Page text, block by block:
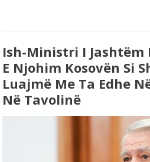
Ish-Ministri I Jashtëm
E Njohim Kosovën Si
Luajmë Me Ta Edhe
Në Tavolinë